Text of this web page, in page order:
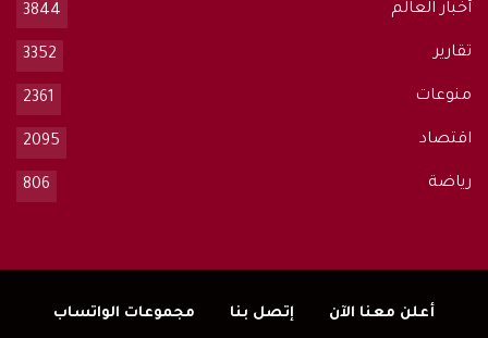
أخبار العالم 3844
تقارير 3352
منوعات 2361
اقتصاد 2095
رياضة 806
أعلن معنا الآن إتصل بنا مجموعات الواتساب